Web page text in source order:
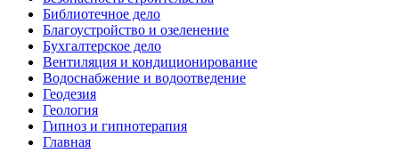
Библиотечное дело
Благоустройство и озеленение
Бухгалтерское дело
Вентиляция и кондиционирование
Водоснабжение и водоотведение
Геодезия
Геология
Гипноз и гипнотерапия
Главная